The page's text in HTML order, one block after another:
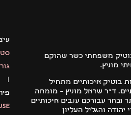
משפחתי כשר שהוקם
איכותיים מתחיל
שראל מוניץ – מומחה
עבורכם ענבים איכותיים
והגליל העליון
סטודיו
פיתוח:
MyMuse